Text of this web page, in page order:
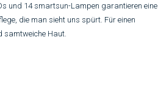
und 14 smartsun-Lampen garantieren eine
die man sieht uns spürt. Für einen
samtweiche Haut.